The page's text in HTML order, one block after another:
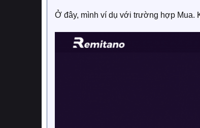
Ở đây, mình ví dụ với trường hợp Mua.